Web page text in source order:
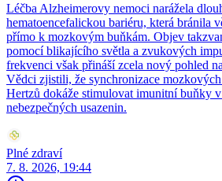
Léčba Alzheimerovy nemoci narážela
hematoencefalickou bariéru, která bránila
přímo k mozkovým buňkám. Objev
pomocí blikajícího světla a zvukových
frekvenci však přináší zcela nový pohled
Vědci zjistili, že synchronizace
Hertzů dokáže stimulovat imunitní buňky
nebezpečných usazenin.
Plné zdraví
7. 8. 2026, 19:44